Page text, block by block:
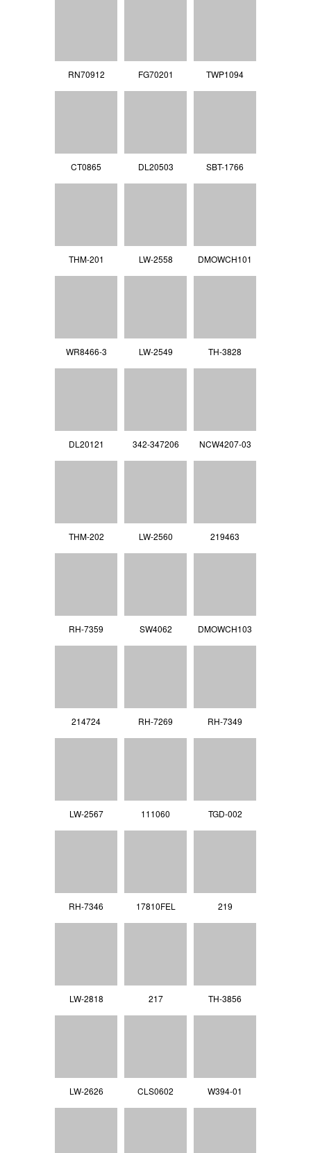
RN70912 FG70201 TWP1094
CT0865 DL20503 SBT-1766
THM-201 LW-2558 DMOWCH101
WR8466-3 LW-2549 TH-3828
DL20121 342-347206 NCW4207-03
THM-202 LW-2560 219463
RH-7359 SW4062 DMOWCH103
214724 RH-7269 RH-7349
LW-2567 111060 TGD-002
RH-7346 17810FEL 219
LW-2818 217 TH-3856
LW-2626 CLS0602 W394-01